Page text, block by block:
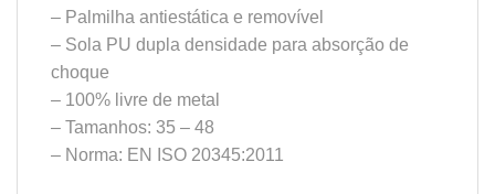
– Palmilha antiestática e removível
– Sola PU dupla densidade para absorção de
choque
– 100% livre de metal
– Tamanhos: 35 – 48
– Norma: EN ISO 20345:2011